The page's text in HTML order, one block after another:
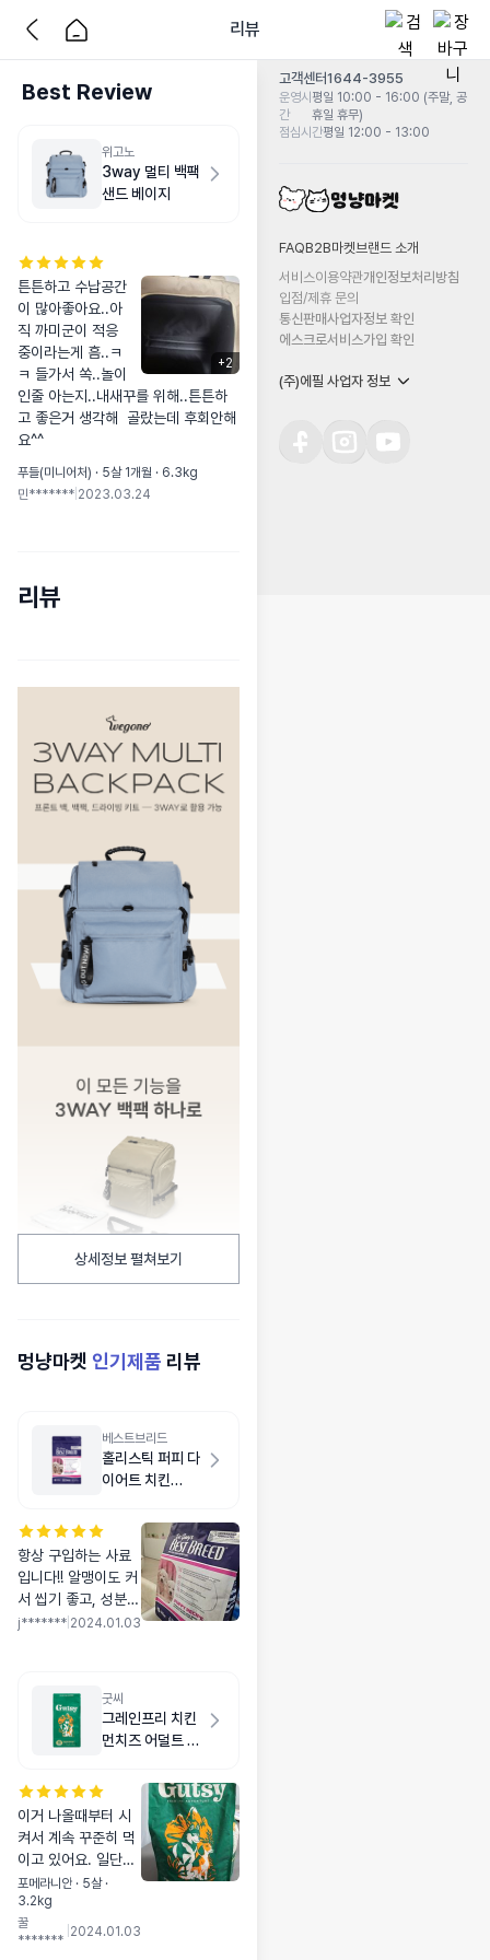
리뷰
Best Review
위고노
3way 멀티 백팩
샌드 베이지
+2
튼튼하고 수납공간
이 많아좋아요..아
직 까미군이 적응
중이라는게 흠..ㅋ
ㅋ 들가서 쏙..놀이
인줄 아는지..내새꾸를 위해..튼튼하
고 좋은거 생각해  골랐는데 후회안해
요^^
푸들(미니어처) · 5살 1개월 · 6.3kg
민******* 2023.03.24
리뷰
상세정보 펼쳐보기
멍냥마켓 인기제품 리뷰
베스트브리드
홀리스틱 퍼피 다
이어트 치킨
항상 구입하는 사료
입니다!! 알맹이도 커
서 씹기 좋고, 성분도
좋아서 다른 사료와
j******* 2024.01.03
굿씨
그레인프리 치킨
먼치즈 어덜트 스
이거 나올때부터 시
켜서 계속 꾸준히 먹
이고 있어요. 일단은
알갱이 크기가 적당
하고 오독오독 씹어
먹어요. 눈물방지에
포메라니안 · 5살 ·
3.2kg
꿀
*******
2024.01.03
고객센터1644-3955
운영시
간
평일 10:00 - 16:00 (주말, 공
휴일 휴무)
점심시간평일 12:00 - 13:00
FAQB2B마켓 브랜드 소개
서비스이용약관개인정보처리방침
입점/제휴 문의
통신판매사업자정보 확인
에스크로서비스가입 확인
(주)에필 사업자 정보